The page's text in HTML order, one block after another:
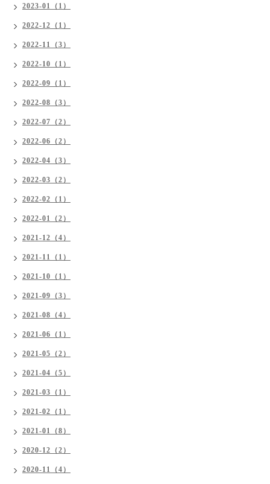
2023-01（1）
2022-12（1）
2022-11（3）
2022-10（1）
2022-09（1）
2022-08（3）
2022-07（2）
2022-06（2）
2022-04（3）
2022-03（2）
2022-02（1）
2022-01（2）
2021-12（4）
2021-11（1）
2021-10（1）
2021-09（3）
2021-08（4）
2021-06（1）
2021-05（2）
2021-04（5）
2021-03（1）
2021-02（1）
2021-01（8）
2020-12（2）
2020-11（4）